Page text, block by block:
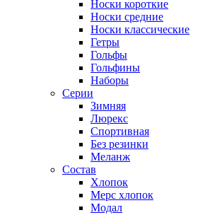
Носки короткие
Носки средние
Носки классические
Гетры
Гольфы
Гольфины
Наборы
Серии
Зимняя
Люрекс
Спортивная
Без резинки
Меланж
Состав
Хлопок
Мерс хлопок
Модал